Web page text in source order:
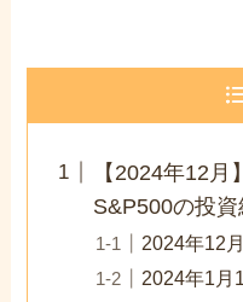
【2024年12
S&P500の投資
2024年12
2024年1月